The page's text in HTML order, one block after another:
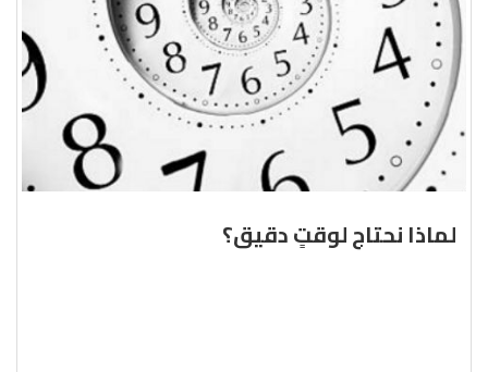
لماذا نحتاج لوقتٍ دقيق؟